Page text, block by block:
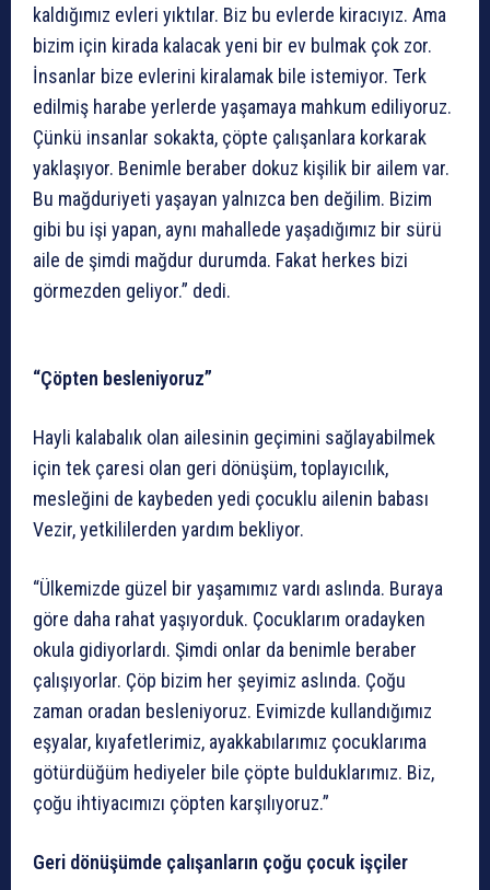
kaldığımız evleri yıktılar. Biz bu evlerde kiracıyız. Ama
bizim için kirada kalacak yeni bir ev bulmak çok zor.
İnsanlar bize evlerini kiralamak bile istemiyor. Terk
edilmiş harabe yerlerde yaşamaya mahkum ediliyoruz.
Çünkü insanlar sokakta, çöpte çalışanlara korkarak
yaklaşıyor. Benimle beraber dokuz kişilik bir ailem var.
Bu mağduriyeti yaşayan yalnızca ben değilim. Bizim
gibi bu işi yapan, aynı mahallede yaşadığımız bir sürü
aile de şimdi mağdur durumda. Fakat herkes bizi
görmezden geliyor.” dedi.
“Çöpten besleniyoruz”
Hayli kalabalık olan ailesinin geçimini sağlayabilmek
için tek çaresi olan geri dönüşüm, toplayıcılık,
mesleğini de kaybeden yedi çocuklu ailenin babası
Vezir, yetkililerden yardım bekliyor.
“Ülkemizde güzel bir yaşamımız vardı aslında. Buraya
göre daha rahat yaşıyorduk. Çocuklarım oradayken
okula gidiyorlardı. Şimdi onlar da benimle beraber
çalışıyorlar. Çöp bizim her şeyimiz aslında. Çoğu
zaman oradan besleniyoruz. Evimizde kullandığımız
eşyalar, kıyafetlerimiz, ayakkabılarımız çocuklarıma
götürdüğüm hediyeler bile çöpte bulduklarımız. Biz,
çoğu ihtiyacımızı çöpten karşılıyoruz.”
Geri dönüşümde çalışanların çoğu çocuk işçiler